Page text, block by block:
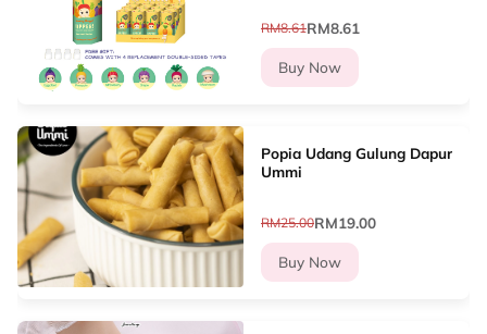
up?12 types
RM8.61RM8.61
Buy Now
Popia Udang Gulung Dapur
Ummi
RM25.00RM19.00
Buy Now